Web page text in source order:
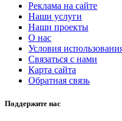
Реклама на сайте
Наши услуги
Наши проекты
О нас
Условия
Связаться с нами
Карта сайта
Обратная связь
Поддержите нас